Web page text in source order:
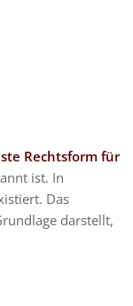
Rechtsform für
ist. In
Das
darstellt,